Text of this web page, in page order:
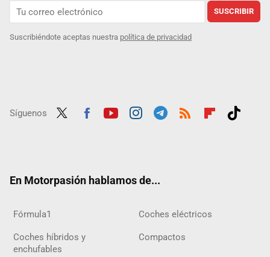
SUSCRIBIR
Suscribiéndote aceptas nuestra política de privacidad
Síguenos
En Motorpasión hablamos de...
Fórmula1 Coches eléctricos
Coches híbridos y
enchufables
Compactos